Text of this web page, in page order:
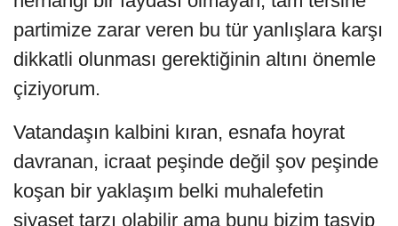
partimize zarar veren bu tür yanlışlara karşı
dikkatli olunması gerektiğinin altını önemle
çiziyorum.
Vatandaşın kalbini kıran, esnafa hoyrat
davranan, icraat peşinde değil şov peşinde
koşan bir yaklaşım belki muhalefetin
siyaset tarzı olabilir ama bunu bizim tasvip